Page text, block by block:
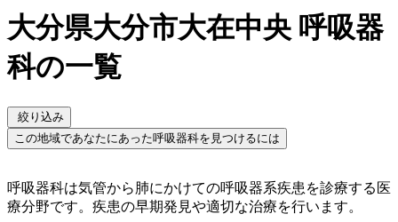
大分県大分市大在中央 呼吸器
科の一覧
絞り込み
この地域であなたにあった呼吸器科を見つけるには
呼吸器科は気管から肺にかけての呼吸器系疾患を診療する医
療分野です。疾患の早期発見や適切な治療を行います。